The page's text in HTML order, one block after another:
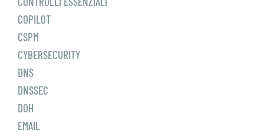
COPILOT
CSPM
CYBERSECURITY
DNS
DNSSEC
DOH
EMAIL